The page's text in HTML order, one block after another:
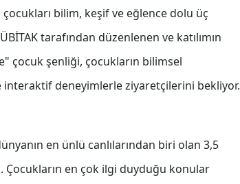
bilim, keşif ve eğlence dolu üç
tarafından düzenlenen ve katılımın
çocuk şenliği, çocukların bilimsel
interaktif deneyimlerle ziyaretçilerini bekliyor.
en ünlü canlılarından biri olan 3,5
Çocukların en çok ilgi duyduğu konular